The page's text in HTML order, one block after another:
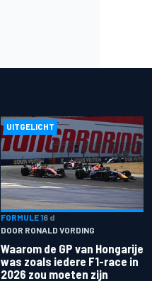
UITGELICHT
FORMULE 16 d
DOOR RONALD VORDING
Waarom de GP van Hongarije
was zoals iedere F1-race in
2026 zou moeten zijn